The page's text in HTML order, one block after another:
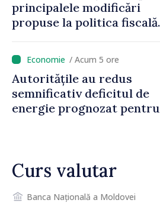
principalele modificări
propuse la politica fiscală
venit
/ Acum 5 ore
Autoritățile au redus
semnificativ deficitul de
energie prognozat pentru
Curs valutar
Banca Națională a Moldovei